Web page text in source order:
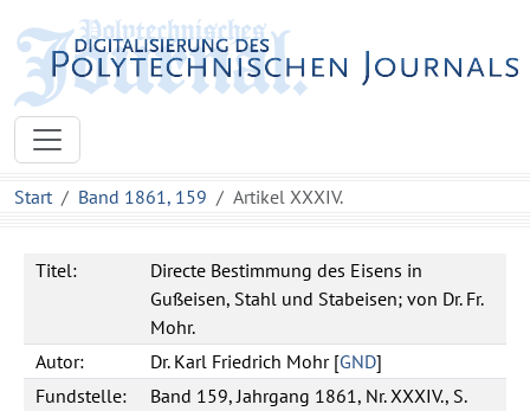
Start Band 1861, 159 Artikel XXXIV.
Titel:
Directe Bestimmung des Eisens in
Gußeisen, Stahl und Stabeisen; von Dr. Fr.
Mohr.
Autor:
Dr. Karl Friedrich Mohr[GND]
Fundstelle:
Band 159, Jahrgang 1861, Nr. XXXIV., S.